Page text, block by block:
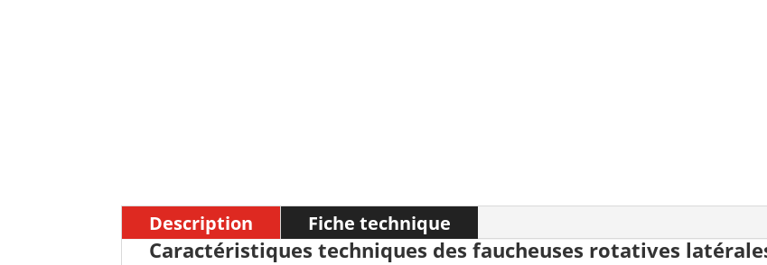
Description Fiche technique
Caractéristiques techniques des faucheuses rotatives